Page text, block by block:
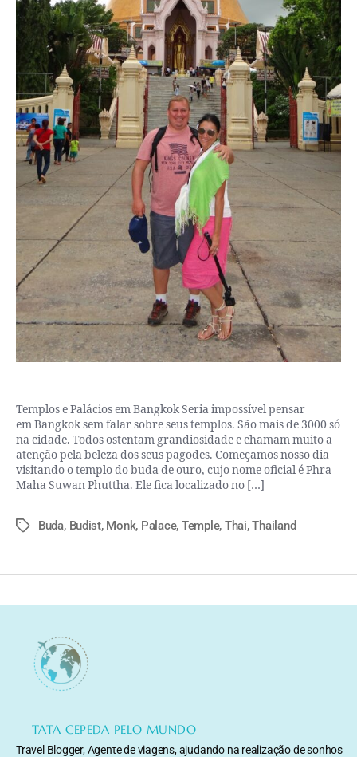
Templos e Palácios em Bangkok Seria impossível pensar
em Bangkok sem falar sobre seus templos. São mais de 3000 só
na cidade. Todos ostentam grandiosidade e chamam muito a
atenção pela beleza dos seus pagodes. Começamos nosso dia
visitando o templo do buda de ouro, cujo nome oficial é Phra
Maha Suwan Phuttha. Ele fica localizado no […]
Buda, Budist, Monk, Palace, Temple, Thai,Thailand
TATA CEPEDA PELO MUNDO
Travel Blogger, Agente de viagens, ajudando na realização de sonhos